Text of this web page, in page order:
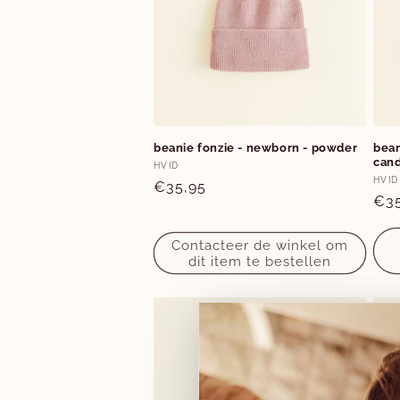
e
beanie fonzie - newborn - powder
Verkoper:
HVID
Normale
€35,95
Contacteer de winkel om
dit item te bestellen
HVID